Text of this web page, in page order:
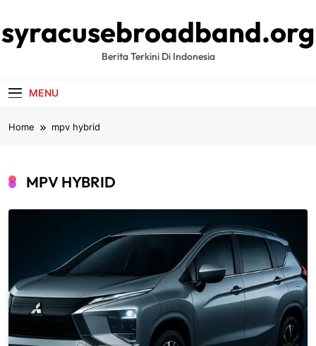
to
content
syracusebroadband.org
Berita Terkini Di Indonesia
MENU
Home mpv hybrid
MPV HYBRID